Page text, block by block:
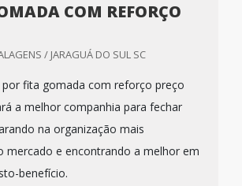
COM REFORÇO
/ JARAGUÁ DO SUL SC
fita gomada com reforço preço
a melhor companhia para fechar
na organização mais
mercado e encontrando a melhor em
benefício.